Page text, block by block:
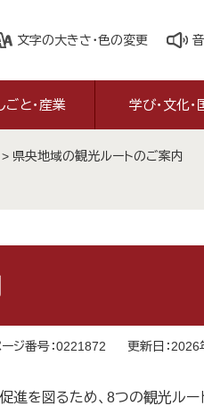
文字の大きさ・色の変更
ごと・産業 学び・文化・
> 県央地域の観光ルートのご案内
ージ番号：0221872 更新日：
進を図るため、8つの観光ルー